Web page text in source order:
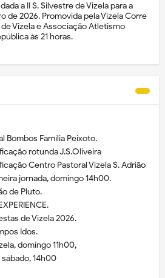
a II S. Silvestre de Vizela para a
de 2026. Promovida pela Vizela Corre
Vizela e Associação Atletismo
às 21 horas.
Bombos Família Peixoto.
rotunda J.S.Oliveira
Centro Pastoral Vizela S. Adrião
jornada, domingo 14h00.
de Pluto.
de Vizela 2026.
Idos.
domingo 11h00,
14h00